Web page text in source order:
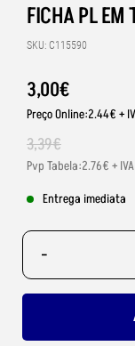
FICHA PL EM
SKU: C115590
3,00€
Preço Online:2.44€ +
3,39€
Pvp Tabela:2.76€ +
Entrega imediata
-